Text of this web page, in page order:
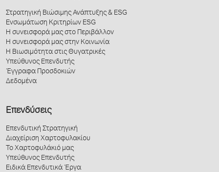
Στρατηγική Βιώσιμης Ανάπτυξης & ESG
Ενσωμάτωση Κριτηρίων ESG
Η συνεισφορά μας στο Περιβάλλον
Η συνεισφορά μας στην Κοινωνία
Η Βιωσιμότητα στις Θυγατρικές
Υπεύθυνος Επενδυτής
Έγγραφα Προσδοκιών
Δεδομένα
Επενδύσεις
Επενδυτική Στρατηγική
Διαχείριση Χαρτοφυλακίου
Το Χαρτοφυλάκιό μας
Υπεύθυνος Επενδυτής
Ειδικά Επενδυτικά Έργα